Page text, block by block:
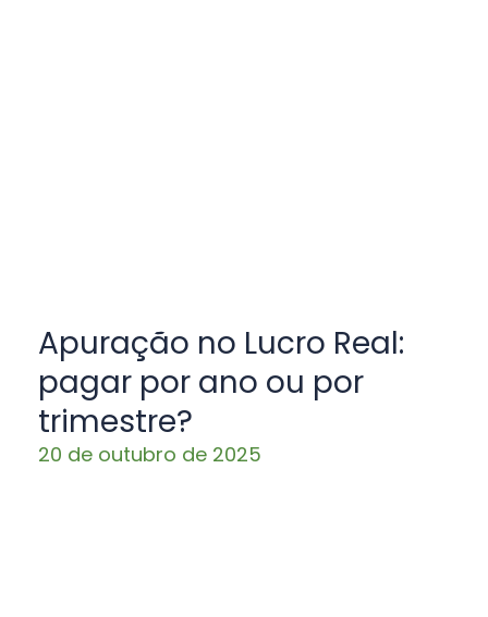
Apuração no Lucro Real:
pagar por ano ou por
trimestre?
20 de outubro de 2025